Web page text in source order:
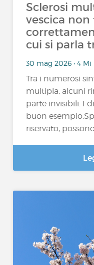
Sclerosi
vescica
cui si parla
30 mag 2026 • 4 Mi
Tra i numerosi
multipla, alcuni
parte invisibili. I
buon
riservato,